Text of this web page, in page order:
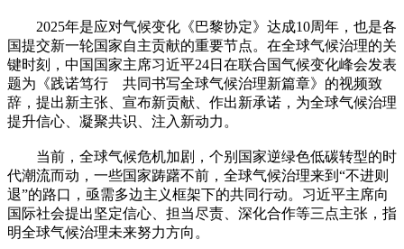
2025年是应对气候变化《巴黎协定》达成10周年，也是各
国提交新一轮国家自主贡献的重要节点。在全球气候治理的关
键时刻，中国国家主席习近平24日在联合国气候变化峰会发表
题为《践诺笃行 共同书写全球气候治理新篇章》的视频致
辞，提出新主张、宣布新贡献、作出新承诺，为全球气候治理
提升信心、凝聚共识、注入新动力。
当前，全球气候危机加剧，个别国家逆绿色低碳转型的时
代潮流而动，一些国家踌躇不前，全球气候治理来到“不进则
退”的路口，亟需多边主义框架下的共同行动。习近平主席向
国际社会提出坚定信心、担当尽责、深化合作等三点主张，指
明全球气候治理未来努力方向。